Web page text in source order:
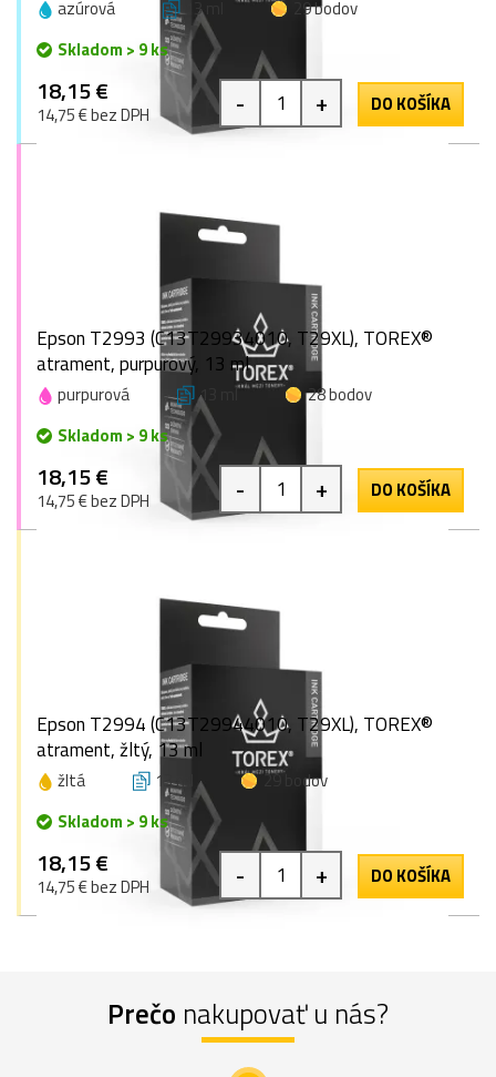
azúrová 13 ml
29 bodov
Skladom > 9 ks
18,15 €
14,75 € bez DPH - + DO KOŠÍKA
Epson T2993 (C13T29934010, T29XL), TOREX®
atrament, purpurový, 13 ml
purpurová 13 ml
28 bodov
Skladom > 9 ks
18,15 €
14,75 € bez DPH - + DO KOŠÍKA
Epson T2994 (C13T29944010, T29XL), TOREX®
atrament, žltý, 13 ml
žltá 13 ml
29 bodov
Skladom > 9 ks
18,15 €
14,75 € bez DPH - + DO KOŠÍKA
Prečo nakupovať u nás?